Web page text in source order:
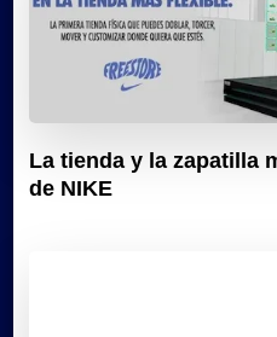
La tienda y la zapatilla
de NIKE